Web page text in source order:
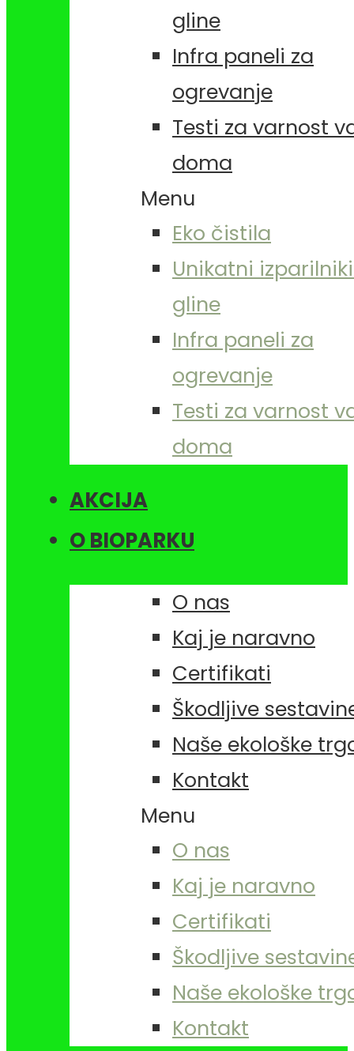
gline
Infra paneli za
ogrevanje
Testi za varnost
doma
Menu
Eko čistila
Unikatni
gline
Infra paneli za
ogrevanje
Testi za varnost
doma
AKCIJA
O BIOPARKU
O nas
Kaj je naravno
Certifikati
Škodljive
Naše ekološke
Kontakt
Menu
O nas
Kaj je naravno
Certifikati
Škodljive
Naše ekološke
Kontakt